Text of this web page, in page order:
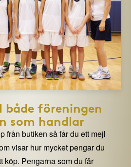
både föreningen
som handlar
från butiken så får du ett mejl
visar hur mycket pengar du
köp. Pengarna som du får